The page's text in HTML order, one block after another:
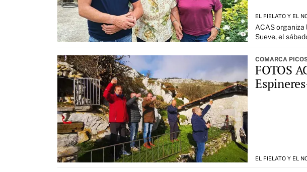
EL FIELATO Y EL
ACAS organiza
Sueve, el
COMARCA
FOTOS
EL FIELATO Y EL